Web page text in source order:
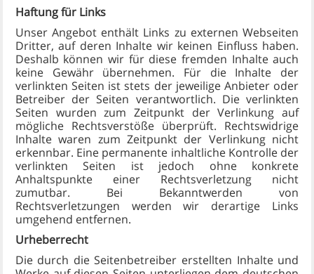
Haftung für Links
Unser Angebot enthält Links zu externen Webseiten
Dritter, auf deren Inhalte wir keinen Einfluss haben.
Deshalb können wir für diese fremden Inhalte auch
keine Gewähr übernehmen. Für die Inhalte der
verlinkten Seiten ist stets der jeweilige Anbieter oder
Betreiber der Seiten verantwortlich. Die verlinkten
Seiten wurden zum Zeitpunkt der Verlinkung auf
mögliche Rechtsverstöße überprüft. Rechtswidrige
Inhalte waren zum Zeitpunkt der Verlinkung nicht
erkennbar. Eine permanente inhaltliche Kontrolle der
verlinkten Seiten ist jedoch ohne konkrete
Anhaltspunkte einer Rechtsverletzung nicht
zumutbar. Bei Bekanntwerden von
Rechtsverletzungen werden wir derartige Links
umgehend entfernen.
Urheberrecht
Die durch die Seitenbetreiber erstellten Inhalte und